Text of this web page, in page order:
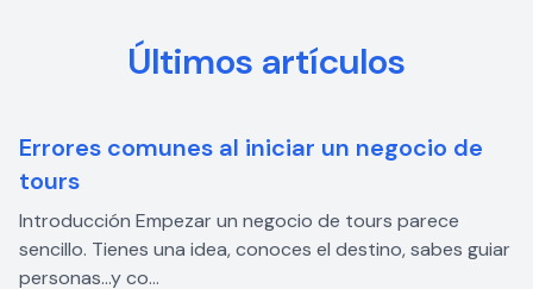
Últimos artículos
Errores comunes al iniciar un negocio de
tours
Introducción Empezar un negocio de tours parece
sencillo. Tienes una idea, conoces el destino, sabes guiar
personas…y co...